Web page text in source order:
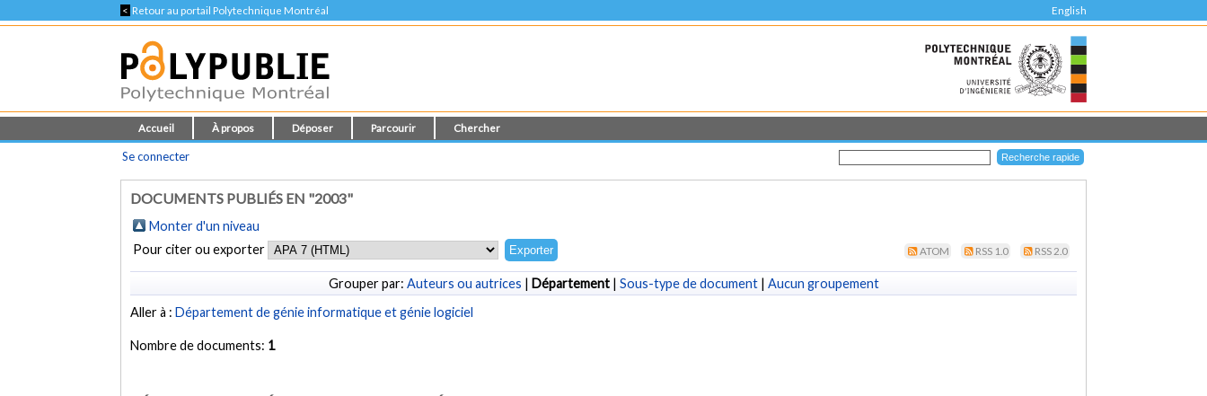
< Retour au portail Polytechnique Montréal English
Accueil À propos Déposer Parcourir Chercher
Se connecter
DOCUMENTS PUBLIÉS EN "2003"
Monter d'un niveau
Pour citer ou exporter
ATOM RSS 1.0 RSS 2.0
Grouper par: Auteurs ou autrices | Département| Sous-type de document| Aucun groupement
Aller à :Département de génie informatique et génie logiciel
Nombre de documents: 1